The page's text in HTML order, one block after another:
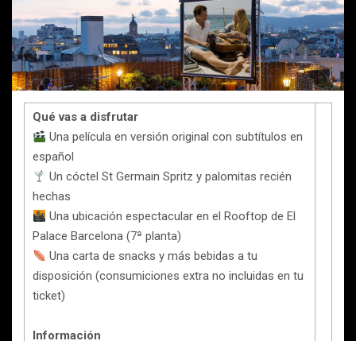
Qué vas a disfrutar
Una película en versión original con subtítulos en
español
Un cóctel St Germain Spritz y palomitas recién
hechas
Una ubicación espectacular en el Rooftop de El
Palace Barcelona (7ª planta)
Una carta de snacks y más bebidas a tu
disposición (consumiciones extra no incluidas en tu
ticket)
Información